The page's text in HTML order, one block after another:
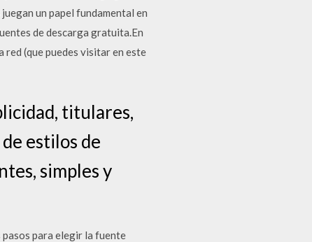
un papel fundamental en
de descarga gratuita.En
(que puedes visitar en este
titulares,
estilos de
simples y
para elegir la fuente